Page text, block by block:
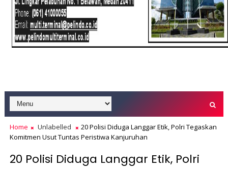
Home Unlabelled
20 Polisi Diduga Langgar Etik, Polri Tegaskan
Komitmen Usut Tuntas Peristiwa Kanjuruhan
20 Polisi Diduga Langgar Etik, Polri